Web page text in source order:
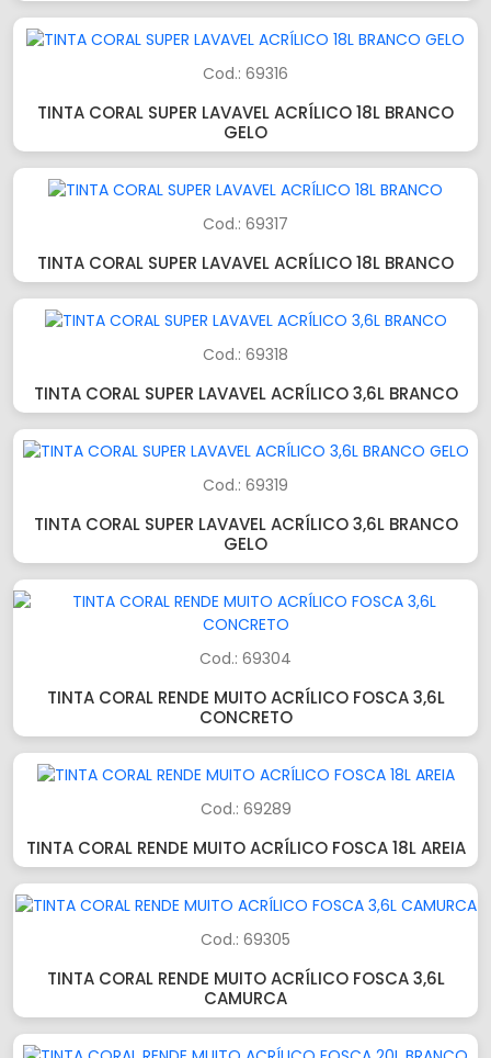
Cod.: 69316
TINTA CORAL SUPER LAVAVEL ACRÍLICO 18L BRANCO
GELO
Cod.: 69317
TINTA CORAL SUPER LAVAVEL ACRÍLICO 18L BRANCO
Cod.: 69318
TINTA CORAL SUPER LAVAVEL ACRÍLICO 3,6L BRANCO
Cod.: 69319
TINTA CORAL SUPER LAVAVEL ACRÍLICO 3,6L BRANCO
GELO
Cod.: 69304
TINTA CORAL RENDE MUITO ACRÍLICO FOSCA 3,6L
CONCRETO
Cod.: 69289
TINTA CORAL RENDE MUITO ACRÍLICO FOSCA 18L AREIA
Cod.: 69305
TINTA CORAL RENDE MUITO ACRÍLICO FOSCA 3,6L
CAMURCA